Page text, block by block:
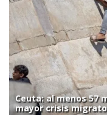
Ceuta: al menos 57
mayor crisis